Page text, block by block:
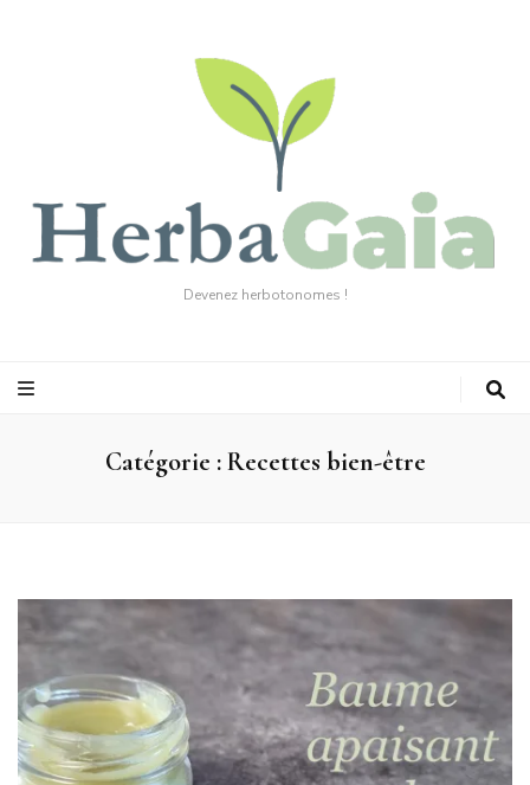
Devenez herbotonomes !
Catégorie :Recettes bien-être